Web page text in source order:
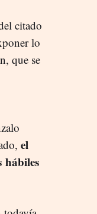
citado
lo
que se
el
hábiles